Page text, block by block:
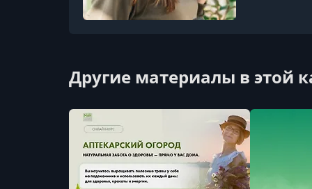
Другие материалы в этой